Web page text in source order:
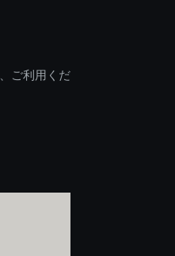
ご利用くだ